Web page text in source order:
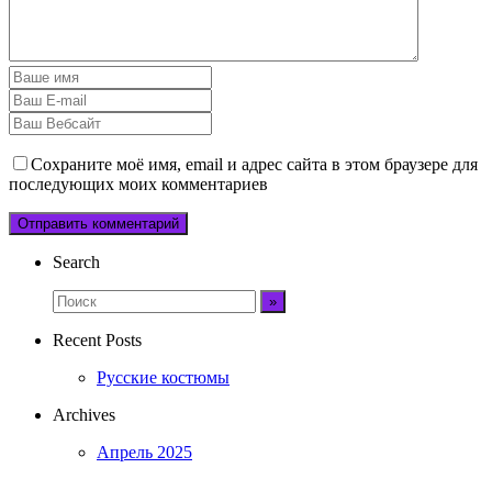
Сохраните моё имя, email и адрес сайта в этом браузере для
последующих моих комментариев
Search
Recent Posts
Русские костюмы
Archives
Апрель 2025